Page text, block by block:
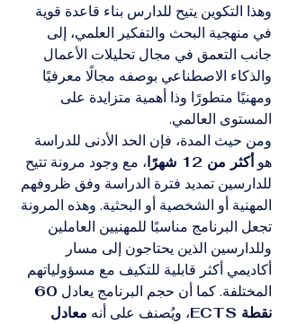
وهذا التكوين يتيح للدارس بناء قاعدة قوية
في منهجية البحث والتفكير العلمي، إلى
جانب التعمق في مجال تحليلات الأعمال
والذكاء الاصطناعي بوصفه مجالًا معرفيًا
ومهنيًا متطورًا وذا أهمية متزايدة على
المستوى العالمي.
ومن حيث المدة، فإن الحد الأدنى للدراسة
هو أكثر من 12 شهرًا
، مع وجود مرونة تتيح
للدارسين تمديد فترة الدراسة وفق ظروفهم
المهنية أو الشخصية أو البحثية. وهذه المرونة
تجعل البرنامج مناسبًا للمهنيين العاملين
وللدارسين الذين يحتاجون إلى مسار
أكاديمي أكثر قابلية للتكيف مع مسؤولياتهم
المختلفة. كما أن حجم البرنامج يعادل
نقطة ECTS
، ويُصنف على أنه معادل